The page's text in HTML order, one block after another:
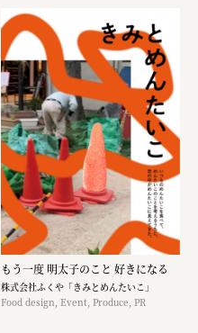
もう一度 明太子のこと 好きになる
株式会社ふくや「きみとめんたいこ」
Food design, Event, Produce, PR